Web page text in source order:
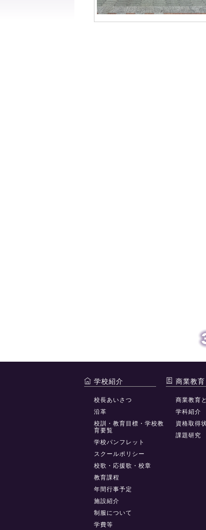
学校紹介
校長あいさつ
沿革
校訓・教育目標・学校教
育要覧
学校パンフレット
スクールポリシー
校歌・応援歌・校章
教育課程
年間行事予定
施設紹介
制服について
学費等
商業教育
商業教育
学科紹介
資格取得
課題研究